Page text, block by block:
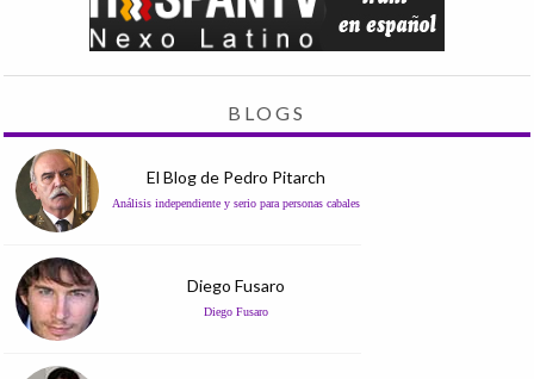
BLOGS
El Blog de Pedro Pitarch
Análisis independiente y serio para personas cabales
Diego Fusaro
Diego Fusaro